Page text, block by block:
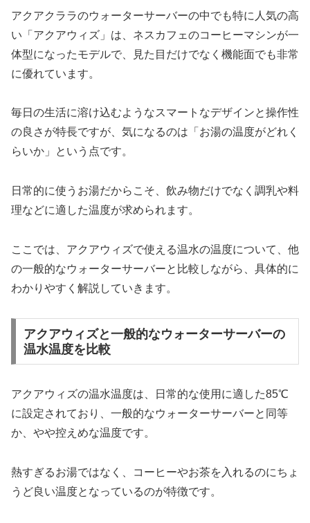
アクアクララのウォーターサーバーの中でも特に人気の高
い「アクアウィズ」は、ネスカフェのコーヒーマシンが一
体型になったモデルで、見た目だけでなく機能面でも非常
に優れています。
毎日の生活に溶け込むようなスマートなデザインと操作性
の良さが特長ですが、気になるのは「お湯の温度がどれく
らいか」という点です。
日常的に使うお湯だからこそ、飲み物だけでなく調乳や料
理などに適した温度が求められます。
ここでは、アクアウィズで使える温水の温度について、他
の一般的なウォーターサーバーと比較しながら、具体的に
わかりやすく解説していきます。
アクアウィズと一般的なウォーターサーバーの
温水温度を比較
アクアウィズの温水温度は、日常的な使用に適した85℃
に設定されており、一般的なウォーターサーバーと同等
か、やや控えめな温度です。
熱すぎるお湯ではなく、コーヒーやお茶を入れるのにちょ
うど良い温度となっているのが特徴です。